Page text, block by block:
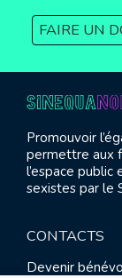
FAIRE UN
Promouvoir
permettre aux
l’espace
sexistes par le
CONTACTS
Devenir